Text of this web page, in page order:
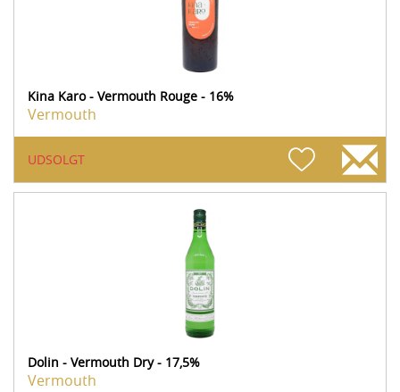
Kina Karo - Vermouth Rouge - 16%
Vermouth
UDSOLGT
Dolin - Vermouth Dry - 17,5%
Vermouth